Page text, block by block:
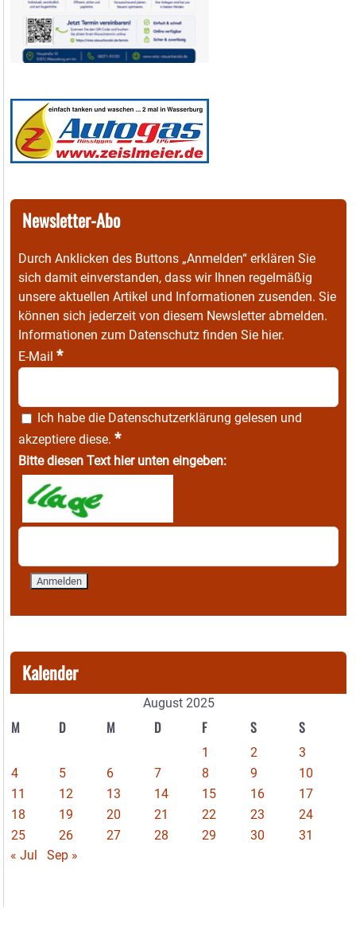
Newsletter-Abo
Durch Anklicken des Buttons „Anmelden“ erklären Sie
sich damit einverstanden, dass wir Ihnen regelmäßig
unsere aktuellen Artikel und Informationen zusenden. Sie
können sich jederzeit von diesem Newsletter abmelden.
Informationen zum Datenschutz finden Sie hier.
E-Mail *
Ich habe die Datenschutzerklärung gelesen und
akzeptiere diese. *
Bitte diesen Text hier unten eingeben:
Kalender
August 2025
M D M D F S S
1 2
3
4
5 6 7 8 9
10
11
12 13 14 15 16
17
18
19 20 21 22 23
24
25
26 27 28 29 30
31
« Jul
Sep »